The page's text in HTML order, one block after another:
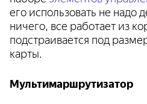
его использовать не надо
ничего, все работает из
подстраивается под
карты.
Мультимаршрутизатор